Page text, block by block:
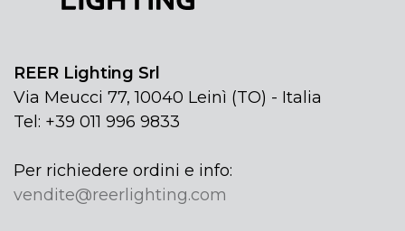
REER Lighting Srl
Via Meucci 77, 10040 Leinì (TO) - Italia
Tel: +39 011 996 9833
Per richiedere ordini e info:
vendite@reerlighting.com